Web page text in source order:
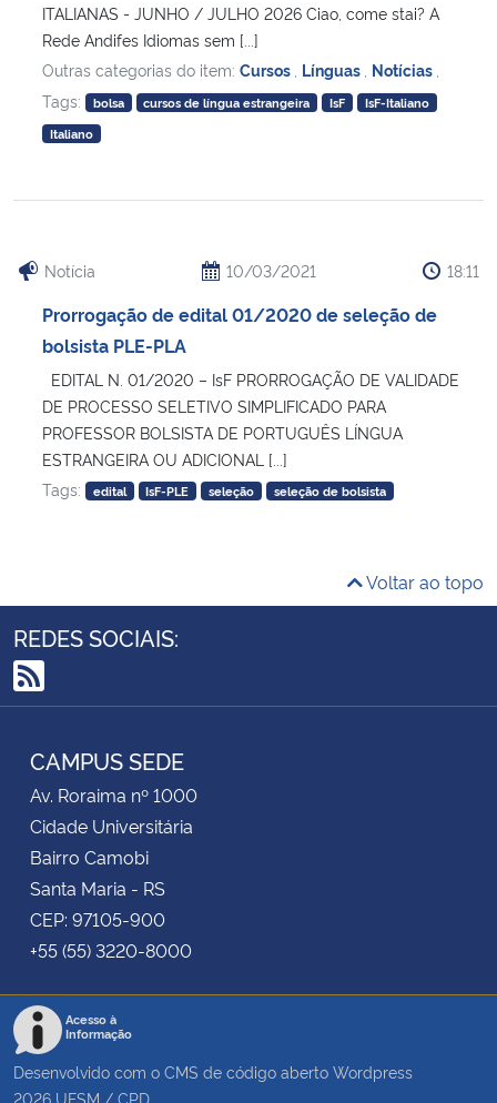
ITALIANAS - JUNHO / JULHO 2026 Ciao, come stai? A
Rede Andifes Idiomas sem [...]
Outras categorias do item: Cursos Línguas Notícias
Tags:
bolsa cursos de língua estrangeira IsF
IsF-Italiano
Italiano
Notícia 10/03/2021 18:11
Prorrogação de edital 01/2020 de seleção de
bolsista PLE-PLA
EDITAL N. 01/2020 – IsF PRORROGAÇÃO DE VALIDADE
DE PROCESSO SELETIVO SIMPLIFICADO PARA
PROFESSOR BOLSISTA DE PORTUGUÊS LÍNGUA
ESTRANGEIRA OU ADICIONAL [...]
Tags:
edital IsF-PLE seleção seleção de bolsista
Voltar ao topo
REDES SOCIAIS:
RSS
CAMPUS SEDE
Av. Roraima nº 1000
Cidade Universitária
Bairro Camobi
Santa Maria - RS
CEP: 97105-900
+55 (55) 3220-8000
Acesso à
Informação
Desenvolvido com o CMS de código aberto Wordpress
2026 UFSM / CPD